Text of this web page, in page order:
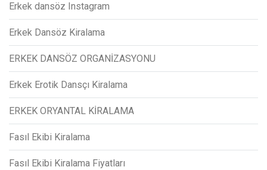
Erkek dansöz Instagram
Erkek Dansöz Kiralama
ERKEK DANSÖZ ORGANİZASYONU
Erkek Erotik Dansçı Kiralama
ERKEK ORYANTAL KİRALAMA
Fasıl Ekibi Kiralama
Fasıl Ekibi Kiralama Fiyatları